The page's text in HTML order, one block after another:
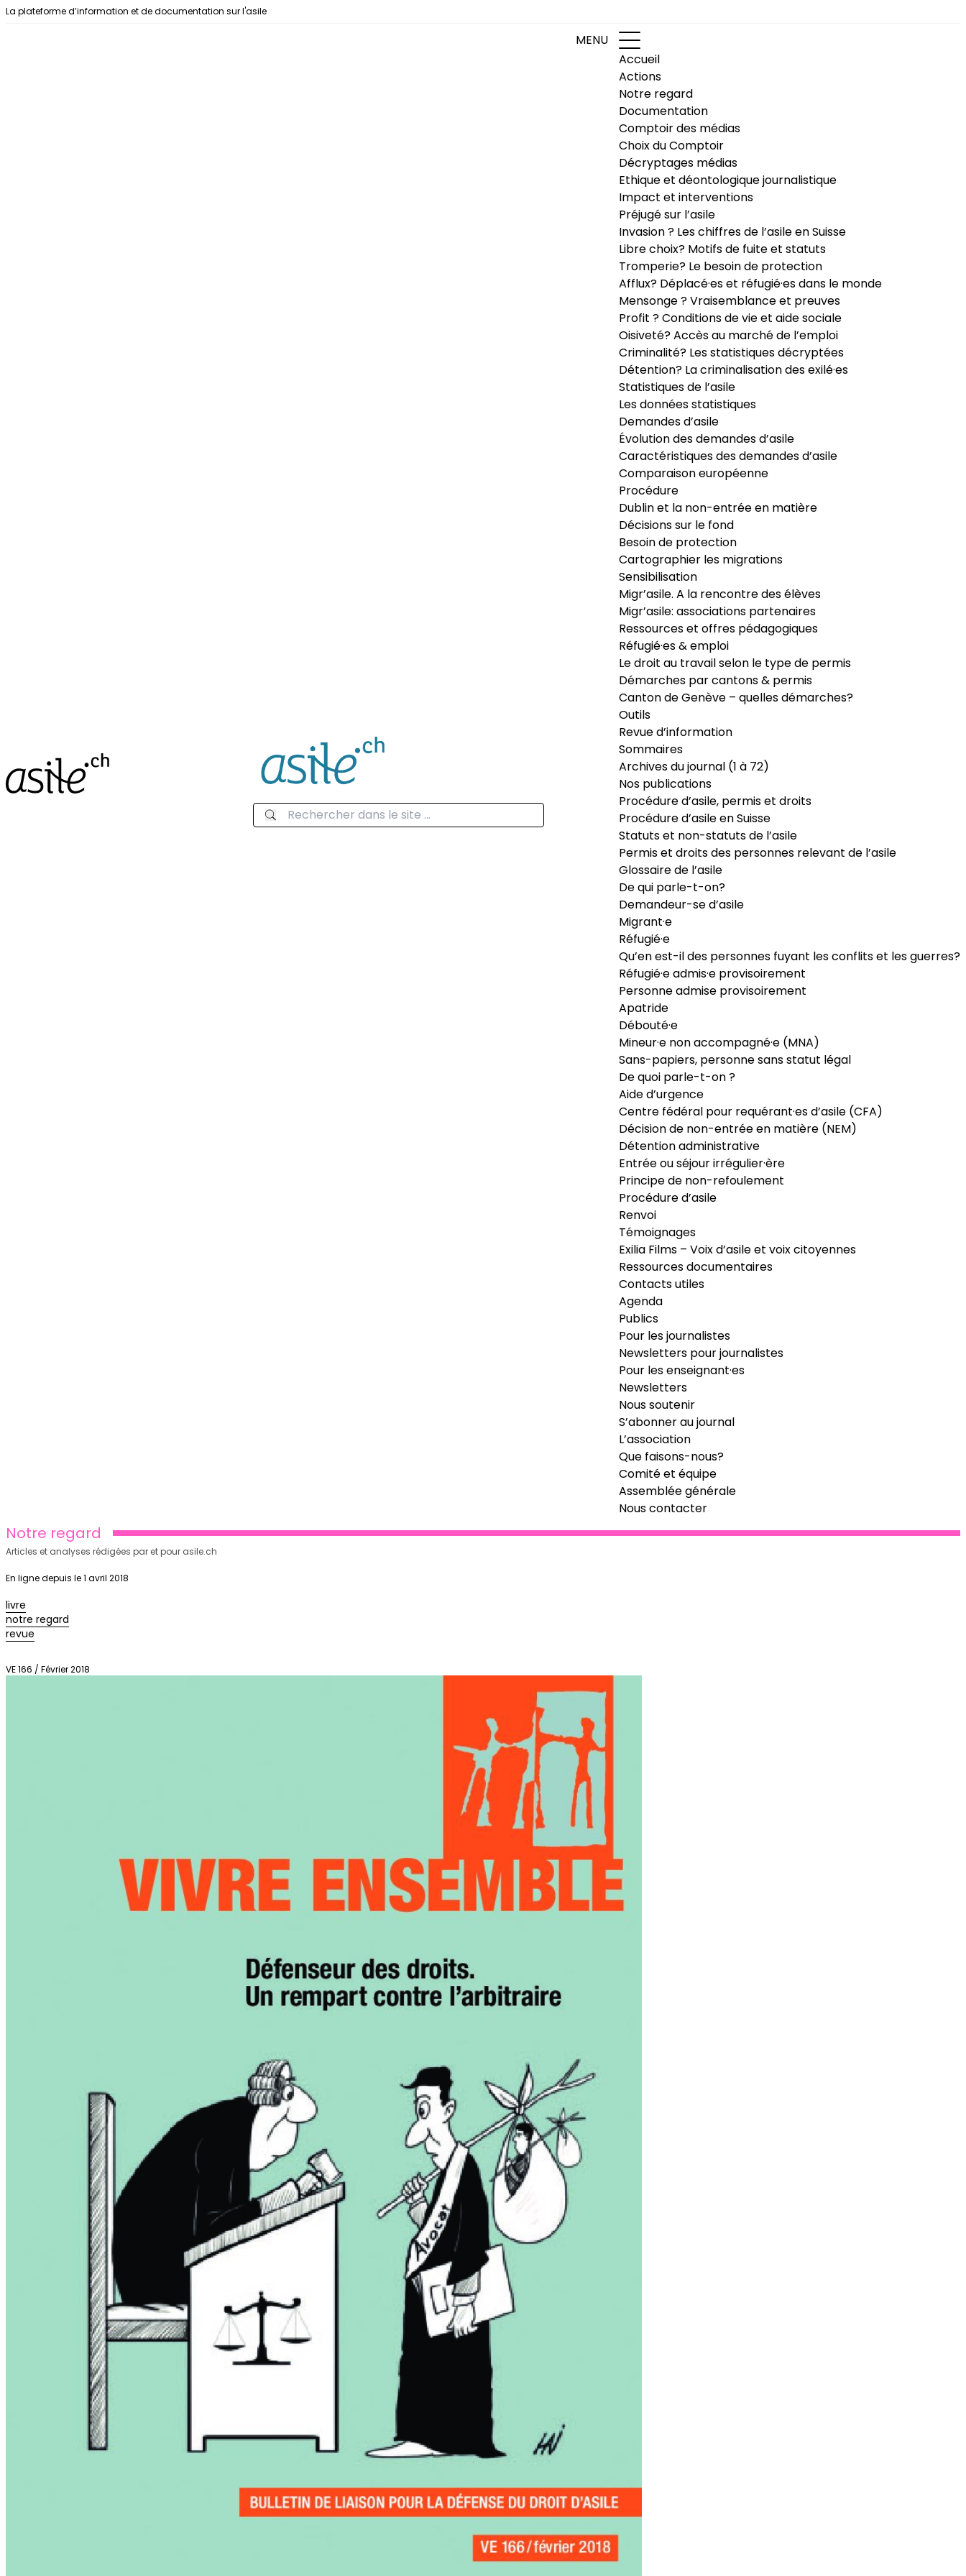
Aller au contenu
La plateforme d’information et de documentation sur l'asile
MENU
Accueil
Actions
Notre regard
Documentation
Comptoir des médias
Choix du Comptoir
Décryptages médias
Ethique et déontologique journalistique
Impact et interventions
Préjugé sur l’asile
Invasion ? Les chiffres de l’asile en Suisse
Libre choix? Motifs de fuite et statuts
Tromperie? Le besoin de protection
Afflux? Déplacé·es et réfugié·es dans le monde
Mensonge ? Vraisemblance et preuves
Profit ? Conditions de vie et aide sociale
Oisiveté? Accès au marché de l’emploi
Criminalité? Les statistiques décryptées
Détention? La criminalisation des exilé·es
Statistiques de l’asile
Les données statistiques
Demandes d’asile
Évolution des demandes d’asile
Caractéristiques des demandes d’asile
Comparaison européenne
Procédure
Dublin et la non-entrée en matière
Décisions sur le fond
Besoin de protection
Cartographier les migrations
Sensibilisation
Migr’asile. A la rencontre des élèves
Migr’asile: associations partenaires
Ressources et offres pédagogiques
Réfugié·es & emploi
Le droit au travail selon le type de permis
Démarches par cantons & permis
Canton de Genève – quelles démarches?
Outils
Revue d’information
Sommaires
Archives du journal (1 à 72)
Nos publications
Procédure d’asile, permis et droits
Procédure d’asile en Suisse
Statuts et non-statuts de l’asile
Permis et droits des personnes relevant de l’asile
Glossaire de l’asile
De qui parle-t-on?
Demandeur-se d’asile
Migrant·e
Réfugié·e
Qu’en est-il des personnes fuyant les conflits et les guerres?
Réfugié·e admis·e provisoirement
Personne admise provisoirement
Apatride
Débouté·e
Mineur·e non accompagné·e (MNA)
Sans-papiers, personne sans statut légal
De quoi parle-t-on ?
Aide d’urgence
Centre fédéral pour requérant·es d’asile (CFA)
Décision de non-entrée en matière (NEM)
Détention administrative
Entrée ou séjour irrégulier·ère
Principe de non-refoulement
Procédure d’asile
Renvoi
Témoignages
Exilia Films – Voix d’asile et voix citoyennes
Ressources documentaires
Contacts utiles
Agenda
Publics
Pour les journalistes
Newsletters pour journalistes
Pour les enseignant·es
Newsletters
Nous soutenir
S’abonner au journal
L’association
Que faisons-nous?
Comité et équipe
Assemblée générale
Nous contacter
Notre regard
Articles et analyses rédigées par et pour asile.ch
En ligne depuis le 1 avril 2018
livre
notre regard
revue
VE 166 / Février 2018